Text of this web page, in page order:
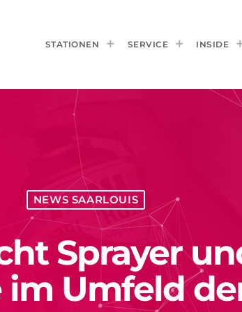
STATIONEN SERVICE INSIDE
NEWS SAARLOUIS
Sprayer
im Umfeld